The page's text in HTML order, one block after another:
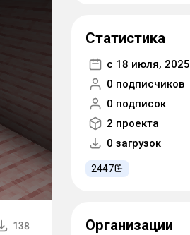
138
Статистика
с 18 июля, 2025
0 подписчиков
0 подписок
2 проекта
0 загрузок
2447
Организации